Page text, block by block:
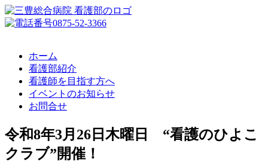
ホーム
看護部紹介
看護師を目指す方へ
イベントのお知らせ
お問合せ
令和8年3月26日木曜日 “看護のひよこ
クラブ”開催！